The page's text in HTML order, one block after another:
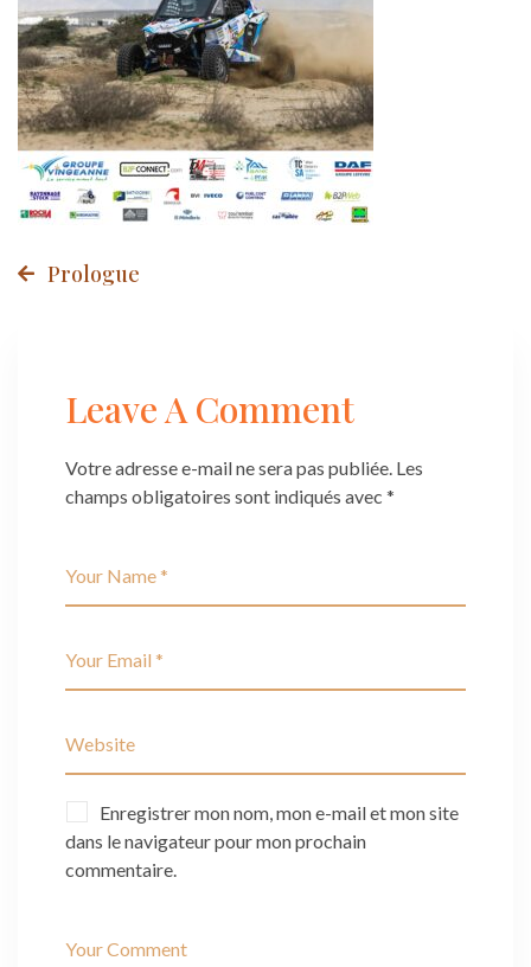
Post
Prologue
Leave A Comment
Votre adresse e-mail ne sera pas publiée. Les
champs obligatoires sont indiqués avec *
Enregistrer mon nom, mon e-mail et mon site
dans le navigateur pour mon prochain
commentaire.